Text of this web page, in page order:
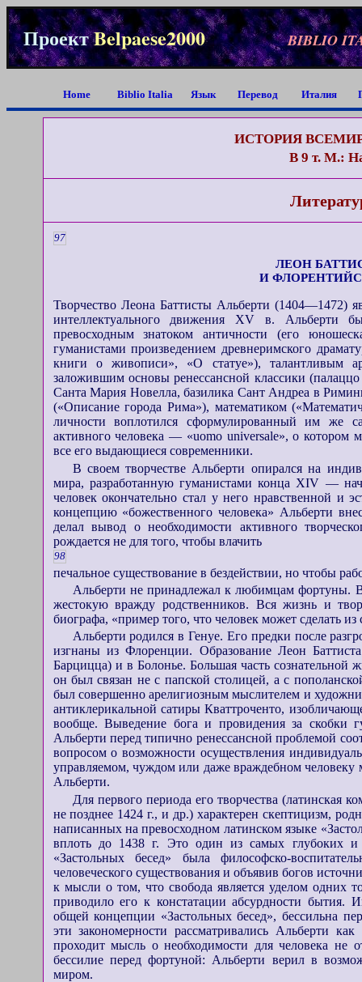
ПроектBelpaese2000 BIBLIO
Home Biblio Italia Язык Перевод Италия
ИСТОРИЯ
В 9 т. М.:
97
ЛЕОН
И
Творчество Леона Баттисты Альберти (1404—1472)
интеллектуального движения XV в. Альберти
превосходным знатоком античности (его
гуманистами произведением древнеримского
книги о живописи», «О статуе»), талантливым
заложившим основы ренессансной классики
Санта Мария Новелла, базилика Сант Андреа в
(«Описание города Рима»), математиком
личности воплотился сформулированный им же
активного человека — «uomo universale», о котором
все его выдающиеся современники.
В своем творчестве Альберти опирался на
мира, разработанную гуманистами конца XIV —
человек окончательно стал у него нравственной и
концепцию «божественного человека» Альберти
делал вывод о необходимости активного
рождается не для того, чтобы влачить
98
печальное существование в бездействии, но чтобы
Альберти не принадлежал к любимцам фортуны.
жестокую вражду родственников. Вся жизнь и
биографа, «пример того, что человек может сделать из
Альберти родился в Генуе. Его предки после
изгнаны из Флоренции. Образование Леон
Барцицца) и в Болонье. Большая часть
он был связан не с папской столицей, а с
был совершенно арелигиозным мыслителем и
антиклерикальной сатиры Кваттроченто,
вообще. Выведение бога и провидения за скобки
Альберти перед типично ренессансной проблемой
вопросом о возможности осуществления
управляемом, чуждом или даже враждебном
Альберти.
Для первого периода его творчества (латинская
не позднее 1424 г., и др.) характерен скептицизм,
написанных на превосходном латинском языке
вплоть до 1438 г. Это один из самых глубоких и
«Застольных бесед» была философско-
человеческого существования и объявив богов
к мысли о том, что свобода является уделом одних
приводило его к констатации абсурдности бытия.
общей концепции «Застольных бесед», бессильна
эти закономерности рассматривались Альберти
проходит мысль о необходимости для человека не
бессилие перед фортуной: Альберти верил в
миром.